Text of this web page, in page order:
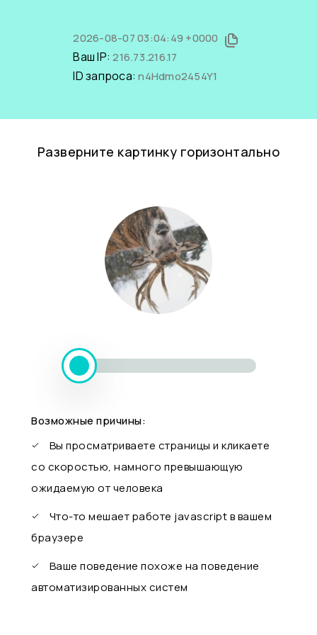
2026-08-07 03:04:49 +0000
Ваш IP:216.73.216.17
ID запроса:n4Hdmo2454Y1
Разверните картинку горизонтально
Возможные причины:
Вы просматриваете страницы и кликаете
со скоростью, намного превышающую
ожидаемую от человека
Что-то мешает работе javascript в вашем
браузере
Ваше поведение похоже на поведение
автоматизированных систем